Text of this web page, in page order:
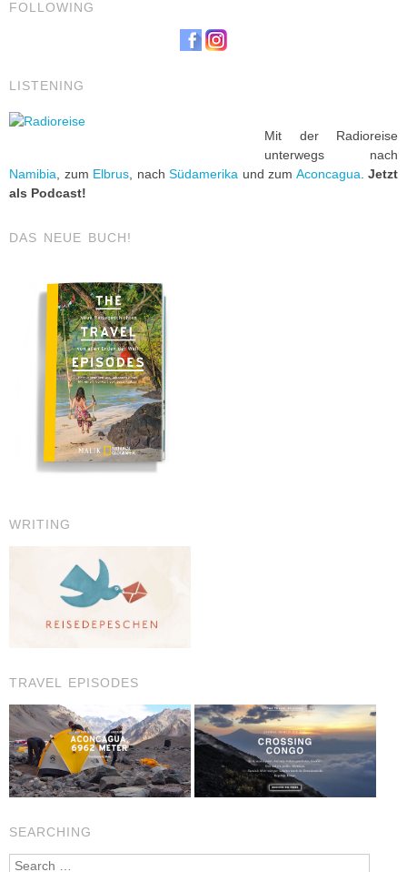
FOLLOWING
LISTENING
Mit der Radioreise
unterwegs nach
Namibia, zum Elbrus, nach Südamerika und zum Aconcagua. Jetzt
als Podcast!
DAS NEUE BUCH!
WRITING
TRAVEL EPISODES
SEARCHING
Search